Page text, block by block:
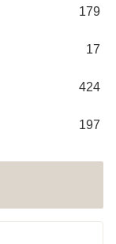
179
17
424
197